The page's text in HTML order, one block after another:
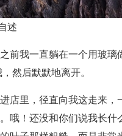
述
前我一直躺在一个用玻
然后默默地离开。
店里，径直向我这走来，
哦！还没和你们说我长